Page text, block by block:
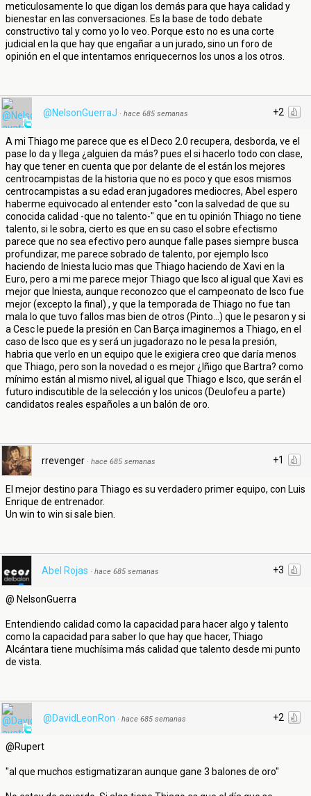
meticulosamente lo que digan los demás para que haya calidad y
bienestar en las conversaciones. Es la base de todo debate
constructivo tal y como yo lo veo. Porque esto no es una corte
judicial en la que hay que engañar a un jurado, sino un foro de
opinión en el que intentamos enriquecernos los unos a los otros.
+2
@NelsonGuerraJ · hace 685 semanas
A mi Thiago me parece que es el Deco 2.0 recupera, desborda, ve el
pase lo da y llega ¿alguien da más? pues el si hacerlo todo con clase,
hay que tener en cuenta que por delante de el están los mejores
centrocampistas de la historia que no es poco y que esos mismos
centrocampistas a su edad eran jugadores mediocres, Abel espero
haberme equivocado al entender esto "con la salvedad de que su
conocida calidad -que no talento-" que en tu opinión Thiago no tiene
talento, si le sobra, cierto es que en su caso el sobre efectismo
parece que no sea efectivo pero aunque falle pases siempre busca
profundizar, me parece sobrado de talento, por ejemplo Isco
haciendo de Iniesta lucio mas que Thiago haciendo de Xavi en la
Euro, pero a mi me parece mejor Thiago que Isco al igual que Xavi es
mejor que Iniesta, aunque reconozco que el campeonato de Isco fue
mejor (excepto la final) , y que la temporada de Thiago no fue tan
mala lo que tuvo fallos mas bien de otros (Pinto...) que le pesaron y si
a Cesc le puede la presión en Can Barça imaginemos a Thiago, en el
caso de Isco que es y será un jugadorazo no le pesa la presión,
habria que verlo en un equipo que le exigiera creo que daría menos
que Thiago, pero son la novedad o es mejor ¿Iñigo que Bartra? como
mínimo están al mismo nivel, al igual que Thiago e Isco, que serán el
futuro indiscutible de la selección y los unicos (Deulofeu a parte)
candidatos reales españoles a un balón de oro.
+1
rrevenger · hace 685 semanas
El mejor destino para Thiago es su verdadero primer equipo, con Luis
Enrique de entrenador.
Un win to win si sale bien.
+3
Abel Rojas · hace 685 semanas
@ NelsonGuerra
Entendiendo calidad como la capacidad para hacer algo y talento
como la capacidad para saber lo que hay que hacer, Thiago
Alcántara tiene muchísima más calidad que talento desde mi punto
de vista.
+2
@DavidLeonRon · hace 685 semanas
@Rupert
"al que muchos estigmatizaran aunque gane 3 balones de oro"